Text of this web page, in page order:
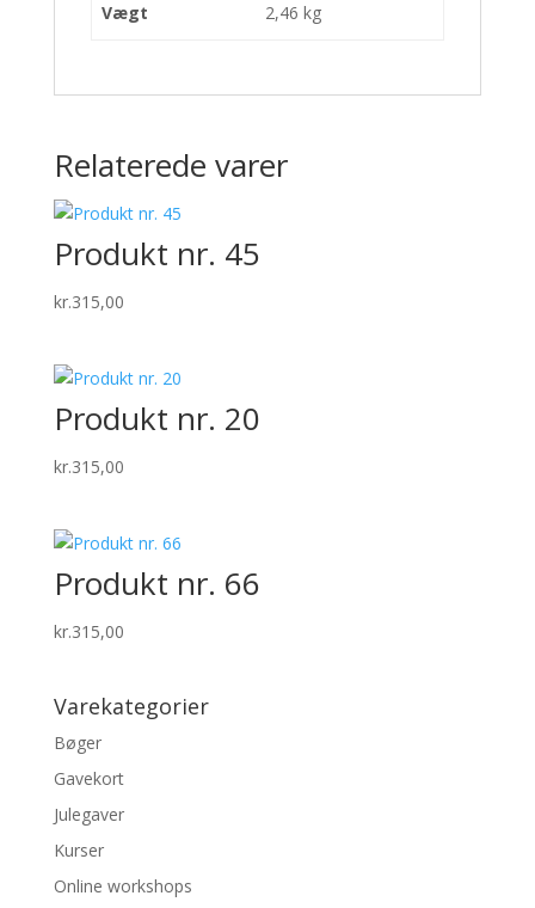
Vægt 2,46 kg
Relaterede varer
Produkt nr. 45
kr.315,00
Produkt nr. 20
kr.315,00
Produkt nr. 66
kr.315,00
Varekategorier
Bøger
Gavekort
Julegaver
Kurser
Online workshops